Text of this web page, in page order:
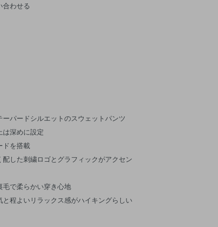
合わせる
パードシルエットのスウェットパンツ
は深めに設定
ドを搭載
した刺繍ロゴとグラフィックがアクセン
で柔らかい穿き心地
程よいリラックス感がハイキングらしい